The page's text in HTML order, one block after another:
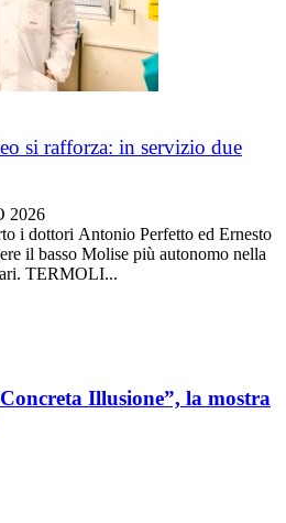
si rafforza: in servizio due
2026
i dottori Antonio Perfetto ed Ernesto
il basso Molise più autonomo nella
TERMOLI...
Illusione”, la mostra